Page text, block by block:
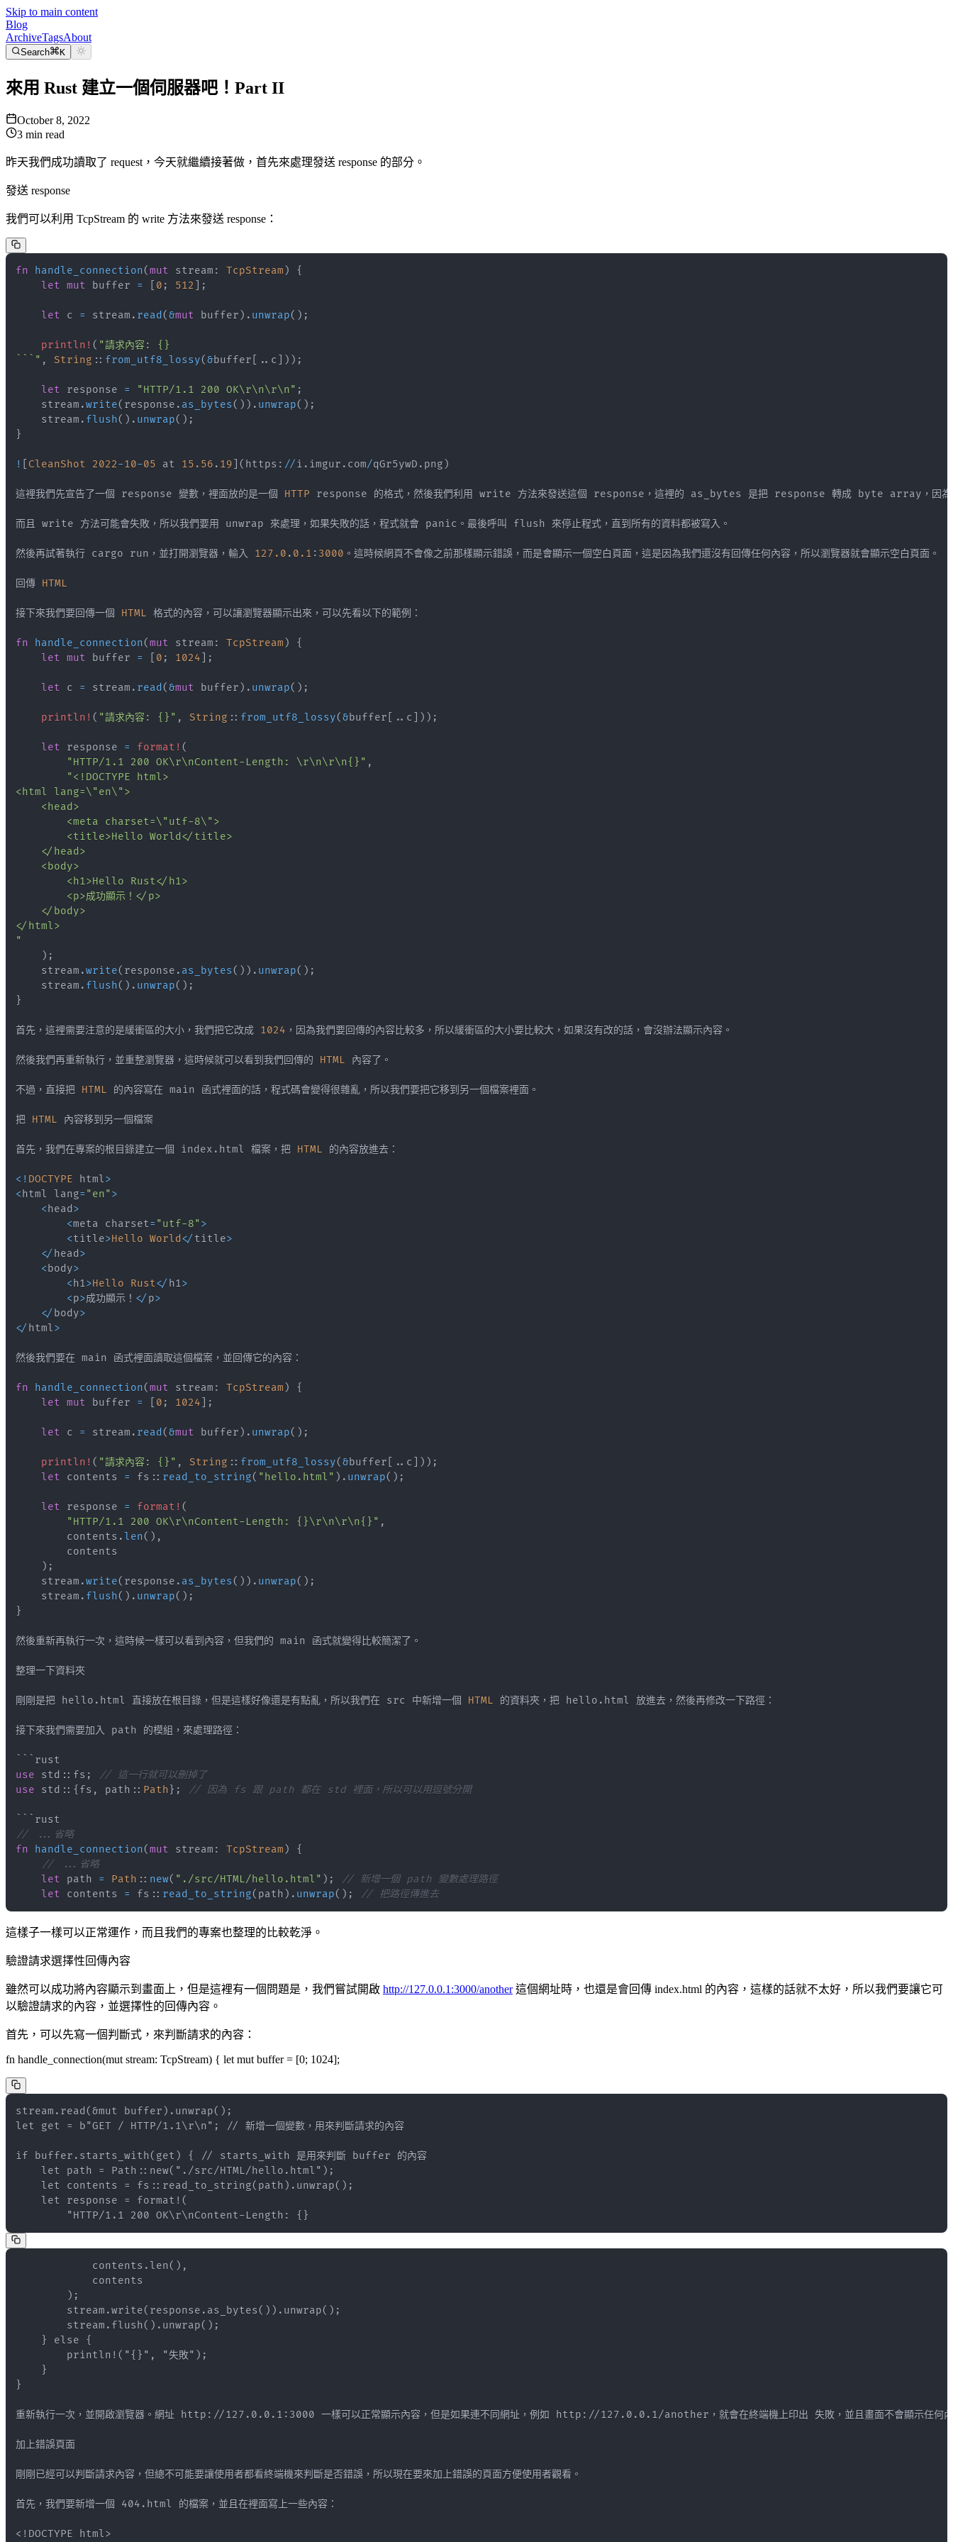
Skip to main content
Blog
ArchiveTagsAbout
Search K
來用 Rust 建立一個伺服器吧！Part II
October 8, 2022
3 min read
昨天我們成功讀取了 request，今天就繼續接著做，首先來處理發送 response 的部分。
發送 response
我們可以利用 TcpStream 的 write 方法來發送 response：
fn handle_connection(mut stream : TcpStream )
{
let mut buffer = 0 ; 512 ;
let c = stream . read(&mut buffer ) . unwrap( ) ;
println! (
```" , String :: from_utf8_lossy(&buffer .. c ) ) ;
let response = "HTTP/1.1 200 OK\r\n\r\n" ;
    stream
.write( response . as_bytes( ) ) . unwrap( ) ;
    stream
. flush( ) . unwrap( ) ;
}
! CleanShot 2022-10-05 at 15.56 . 19 ( https : //i . imgur . com/qGr5ywD . png )
這裡我們先宣告了一個 response 變數，裡面放的是一個 HTTP
然後再試著執行 cargo run，並打開瀏覽器，輸入 127.0 . 0.1 : 3000
回傳 HTML
接下來我們要回傳一個 HTML
fn handle_connection(mut stream : TcpStream )
{
let mut buffer = 0 ; 1024 ;
let c = stream . read(&mut buffer ) . unwrap( ) ;
println! ( "請求內容: {}" , String :: from_utf8_lossy(&buffer .. c ) ) ;
let response = format! (
"HTTP/1.1 200 OK\r\nContent-Length: \r\n\r\n{}" ,
"
) ;
    stream
.write( response . as_bytes( ) ) . unwrap( ) ;
    stream
. flush( ) . unwrap( ) ;
}
首先，這裡需要注意的是緩衝區的大小，我們把它改成 1024
然後我們再重新執行，並重整瀏覽器，這時候就可以看到我們回傳的 HTML
不過，直接把 HTML
把 HTML
首先，我們在專案的根目錄建立一個 index . html 檔案，把 HTML
< ! DOCTYPE html>
<html lang= "en">
<head>
<meta charset= "utf-8">
<title>Hello World</ title>
</ head>
<body>
<h1>Hello Rust</ h1>
<p>成功顯示！ </ p>
</ body>
</ html>
fn handle_connection(mut stream : TcpStream )
{
let mut buffer = 0 ; 1024 ;
let c = stream . read(&mut buffer ) . unwrap( ) ;
println! ( "請求內容: {}" , String :: from_utf8_lossy(&buffer .. c ) ) ;
let contents = fs :: read_to_string( "hello.html" ) . unwrap( ) ;
let response = format! (
"HTTP/1.1 200 OK\r\nContent-Length: {}\r\n\r\n{}" ,
        contents
. len( ) ,
) ;
    stream
.write( response . as_bytes( ) ) . unwrap( ) ;
    stream
. flush( ) . unwrap( ) ;
}
剛剛是把 hello . html 直接放在根目錄，但是這樣好像還是有點亂，所以我們在 src 中新增一個 HTML 的資料夾，把 hello .
use
std :: fs ;
// 這一行就可以刪掉了
use
std :: { fs , path :: Path } ; // 因為 fs 跟 path 都在 std 裡面，所以可以用逗號分開
// ...省略
fn
handle_connection(mut stream : TcpStream )
{
// ...省略
let path = Path :: new( "./src/HTML/hello.html" ) ;
// 新增一個 path 變數處理路徑
let contents = fs :: read_to_string( path ) . unwrap( ) ; // 把路徑傳進去
這樣子一樣可以正常運作，而且我們的專案也整理的比較乾淨。
驗證請求選擇性回傳內容
雖然可以成功將內容顯示到畫面上，但是這裡有一個問題是，我們嘗試開啟 http://127.0.0.1:3000/another這個網址時，也還是會回傳 index.html 的內容，這樣的話就不太好，所以我們要讓它可
以驗證請求的內容，並選擇性的回傳內容。
首先，可以先寫一個判斷式，來判斷請求的內容：
fn handle_connection(mut stream: TcpStream) { let mut buffer = [0; 1024];
        "HTTP/1.1 200 OK\r\nContent-Length: {}